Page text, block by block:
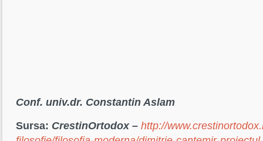
Conf. univ.dr. Constantin Aslam
Sursa: CrestinOrtodox – http://